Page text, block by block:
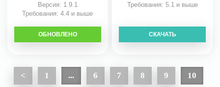
Версия: 1.9.1
Требования: 4.4 и выше
СКАЧАТЬ
ОБНОВЛЕНО
Требования: 5.1 и выше
СКАЧАТЬ
< 1 ... 6 7 8 9 10